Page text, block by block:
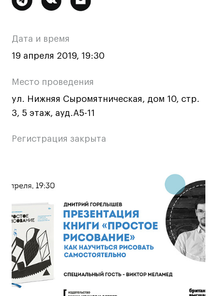
Ювелирный дизайн
Фотография и видео
Промышленный и предметный дизайн
Бизнес и маркетинг
Подготовительные курсы и творческое
ИЗО и Керамика
Дизайн интерьера
Дизайн одежды
Стайлинг
Современная живопись
UX/UI-дизайн
о
мероприятии
Дата и время
19 апреля 2019, 19:30
Место проведения
ул. Нижняя Сыромятническая, дом 10, стр.
3, 5 этаж, ауд.А5-11
Регистрация закрыта
о
мероприятии